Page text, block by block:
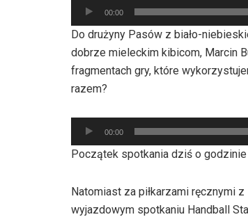
Odtwarzacz
plików
dźwiękowych
00:00
Do drużyny Pasów z biało-
dobrze mieleckim kibicom, Marcin
fragmentach gry, które
razem?
Odtwarzacz
plików
dźwiękowych
00:00
Początek spotkania dziś o godzinie
Natomiast za piłkarzami ręcznymi
wyjazdowym spotkaniu Handball